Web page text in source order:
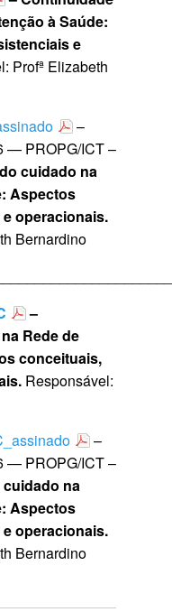
à Saúde:
e
Profª Elizabeth
–
— PROPG/ICT –
cuidado na
Aspectos
operacionais.
Bernardino
–
Rede de
conceituais,
Responsável:
–
— PROPG/ICT –
na
Aspectos
operacionais.
Bernardino